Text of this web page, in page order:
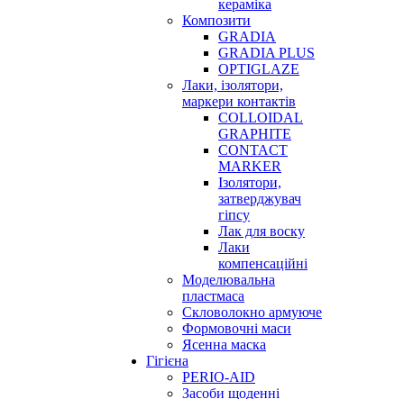
кераміка
Композити
GRADIA
GRADIA PLUS
OPTIGLAZE
Лаки, ізолятори,
маркери контактів
COLLOIDAL
GRAPHITE
CONTACT
MARKER
Ізолятори,
затверджувач
гіпсу
Лак для воску
Лаки
компенсаційні
Моделювальна
пластмаса
Скловолокно армуюче
Формовочні маси
Ясенна маска
Гігієна
PERIO-AID
Засоби щоденні